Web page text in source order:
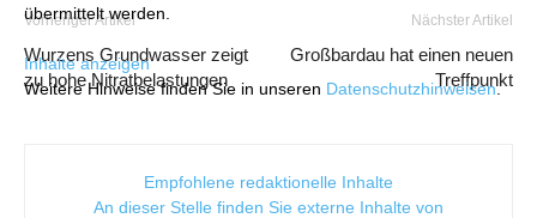
übermittelt werden.
Inhalte anzeigen
Weitere Hinweise finden Sie in unseren Datenschutzhinweisen.
Vorheriger Artikel
Wurzens Grundwasser zeigt
zu hohe Nitratbelastungen
Nächster Artikel
Großbardau hat einen neuen
Treffpunkt
Empfohlene redaktionelle Inhalte
An dieser Stelle finden Sie externe Inhalte von